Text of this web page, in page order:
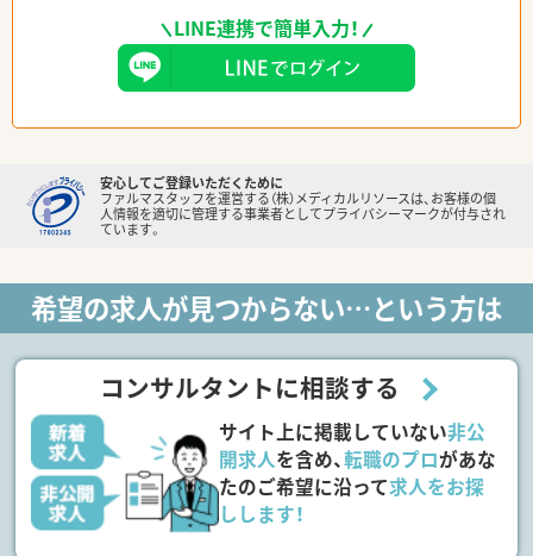
LINE連携で簡単入力！
安心してご登録いただくために
ファルマスタッフを運営する（株）メディカルリソースは、お客様の個
人情報を適切に管理する事業者としてプライバシーマークが付与され
ています。
希望の求人が見つからない…という方は
コンサルタントに相談する
サイト上に掲載していない非公
開求人を含め、転職のプロがあな
たのご希望に沿って求人をお探
しします！